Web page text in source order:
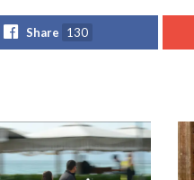
Share 130